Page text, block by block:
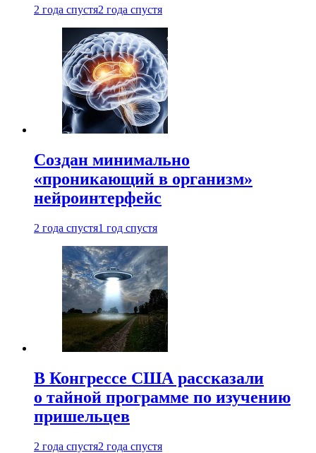
2 года спустя2 года спустя
Создан минимально
«проникающий в организм»
нейроинтерфейс
2 года спустя1 год спустя
В Конгрессе США рассказали
о тайной программе по изучению
пришельцев
2 года спустя2 года спустя